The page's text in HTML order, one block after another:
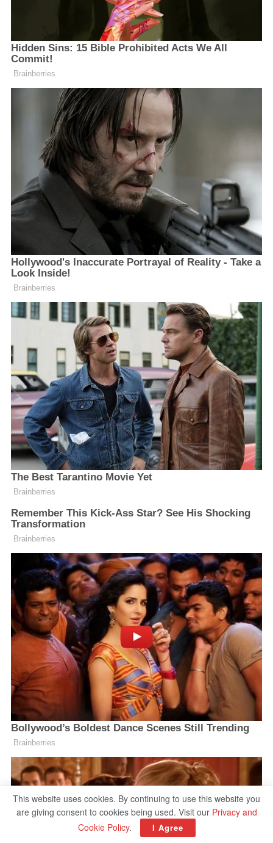
This website uses cookies. By continuing to use this website you
are giving consent to cookies being used. Visit our Privacy and
Cookie Policy. I Agree